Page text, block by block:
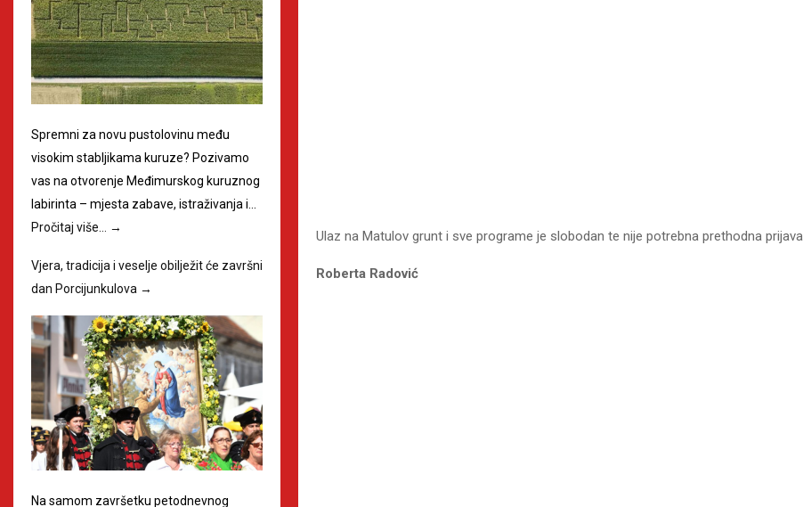
Ulaz na Matulov grunt i sve programe je slobodan te nije potrebna prethodna prijava.
Roberta Radović
Spremni za novu pustolovinu među
visokim stabljikama kuruze? Pozivamo
vas na otvorenje Međimurskog kuruznog
labirinta – mjesta zabave, istraživanja i…
Pročitaj više… →
Vjera, tradicija i veselje obilježit će završni
dan Porcijunkulova →
Na samom završetku petodnevnog